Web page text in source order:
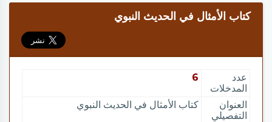
كتاب الأمثال في الحديث النبوي
عدد
المدخلات
6
العنوان
التفصيلي
كتاب الأمثال في الحديث النبوي